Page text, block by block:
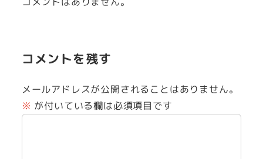
コメントを残す
メールアドレスが公開されることはありません。
※ が付いている欄は必須項目です